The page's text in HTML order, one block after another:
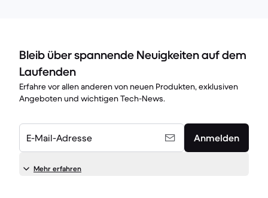
Bleib über spannende Neuigkeiten auf dem
Laufenden
Erfahre vor allen anderen von neuen Produkten, exklusiven
Angeboten und wichtigen Tech-News.
E-Mail-Adresse Anmelden
Mehr erfahren